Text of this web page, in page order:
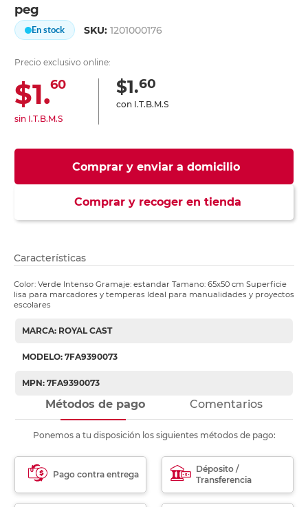
peg
En stock SKU:1201000176
Precio exclusivo online:
$1.60
sin I.T.B.M.S
$1.60
con I.T.B.M.S
Comprar y enviar a domicilio
Comprar y recoger en tienda
Características
Color: Verde Intenso Gramaje: estandar Tamano: 65x50 cm Superficie
lisa para marcadores y temperas Ideal para manualidades y proyectos
escolares
MARCA: ROYAL CAST
MODELO: 7FA9390073
MPN: 7FA9390073
Métodos de pago Comentarios
Ponemos a tu disposición los siguientes métodos de pago:
Pago contra entrega
Déposito /
Transferencia